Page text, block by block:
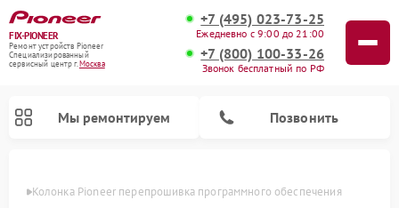
FIX-PIONEER
Ремонт устройств Pioneer
Специализированный
cервисный центр г.Москва
+7 (495) 023-73-25
Ежедневно с 9:00 до 21:00
+7 (800) 100-33-26
Звонок бесплатный по РФ
Мы ремонтируем Позвонить
Колонка Pioneer перепрошивка программного обеспечения